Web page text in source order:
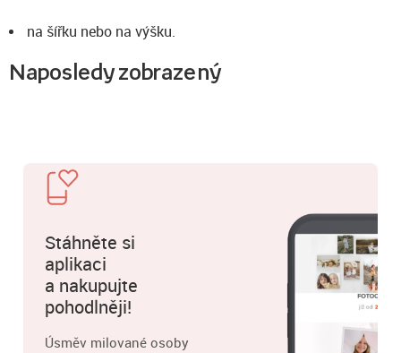
na šířku nebo na výšku.
Naposledy zobrazený
Stáhněte si
aplikaci
a nakupujte
pohodlněji!
Úsměv milované osoby